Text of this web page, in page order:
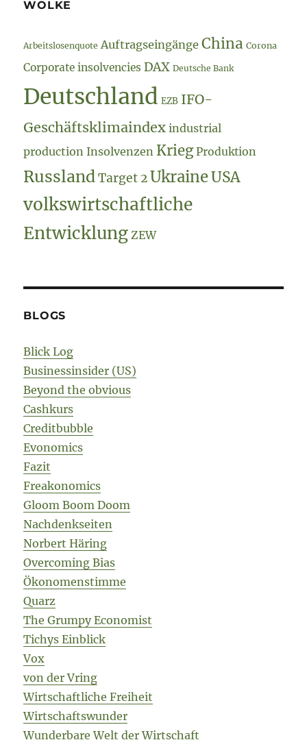
WOLKE
Arbeitslosenquote Auftragseingänge China Corona
Corporate insolvencies DAX Deutsche Bank
Deutschland EZB IFO-
Geschäftsklimaindex industrial
production Insolvenzen Krieg Produktion
Russland Target 2 Ukraine USA
volkswirtschaftliche
Entwicklung ZEW
BLOGS
Blick Log
Businessinsider (US)
Beyond the obvious
Cashkurs
Creditbubble
Evonomics
Fazit
Freakonomics
Gloom Boom Doom
Nachdenkseiten
Norbert Häring
Overcoming Bias
Ökonomenstimme
Quarz
The Grumpy Economist
Tichys Einblick
Vox
von der Vring
Wirtschaftliche Freiheit
Wirtschaftswunder
Wunderbare Welt der Wirtschaft